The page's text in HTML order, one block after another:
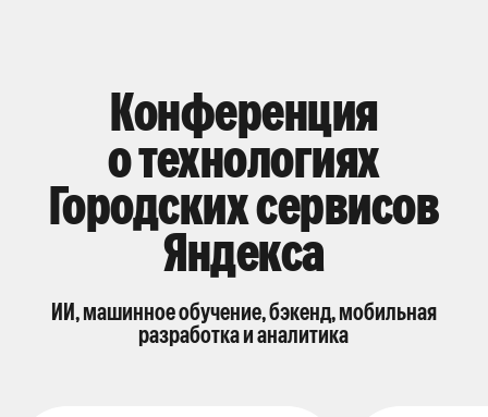
Конференция
о технологиях
Городских сервисов
Яндекса
ИИ, машинное обучение, бэкенд, мобильная
разработка и аналитика